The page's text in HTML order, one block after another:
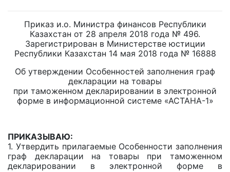
Приказ и.о. Министра финансов Республики
Казахстан от 28 апреля 2018 года № 496.
Зарегистрирован в Министерстве юстиции
Республики Казахстан 14 мая 2018 года № 16888
Об утверждении Особенностей заполнения граф
декларации на товары
при таможенном декларировании в электронной
форме в информационной системе «АСТАНА-1»
ПРИКАЗЫВАЮ:
1. Утвердить прилагаемые Особенности заполнения
граф декларации на товары при таможенном
декларировании в электронной форме в